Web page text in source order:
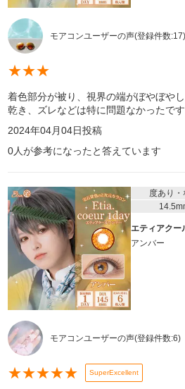
モアコンユーザーの声(登録件数:17)
★★★
着色部分が被り、視界の端がぼやぼや
乾き、ズレなどは特に問題なかったです
2024年04月04日投稿
0人が参考になったと答えています
度あり・
エティアクー
アンバー
モアコンユーザーの声(登録件数:6)
★★★★★ SuperExcellent